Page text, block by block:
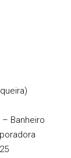
Banheiro